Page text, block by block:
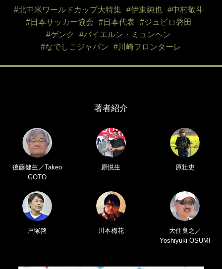
#北中米ワールドカップ大特集 #伊東純也
#中村敬斗
#日本サッカー協会
#日本代表
#ジュビロ磐田
#ゲンク
#バイエルン・ミュンヘン
#なでしこジャパン
#川崎フロンターレ
著者紹介
後藤健生／Takeo
GOTO
原悦生 原壮史
戸塚啓 川本梅花
大住良之／
Yoshiyuki OSUMI